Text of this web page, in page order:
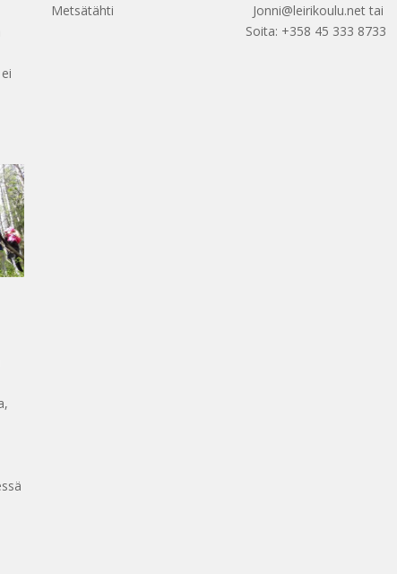
Metsätähti
Jonni@leirikoulu.net tai
Soita: +358 45 333 8733